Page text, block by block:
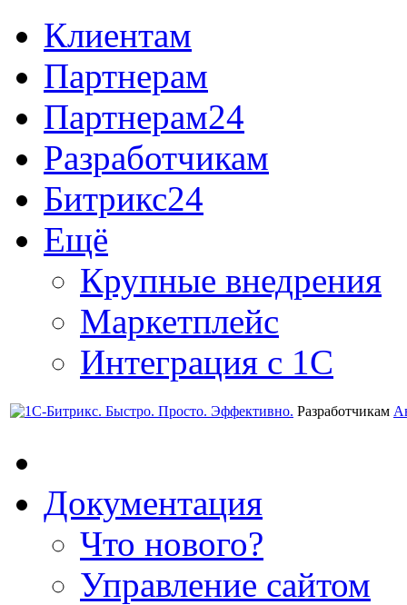
Клиентам
Партнерам
Партнерам24
Разработчикам
Битрикс24
Ещё
Крупные внедрения
Маркетплейс
Интеграция с 1С
Разработчикам
Документация
Что нового?
Управление сайтом